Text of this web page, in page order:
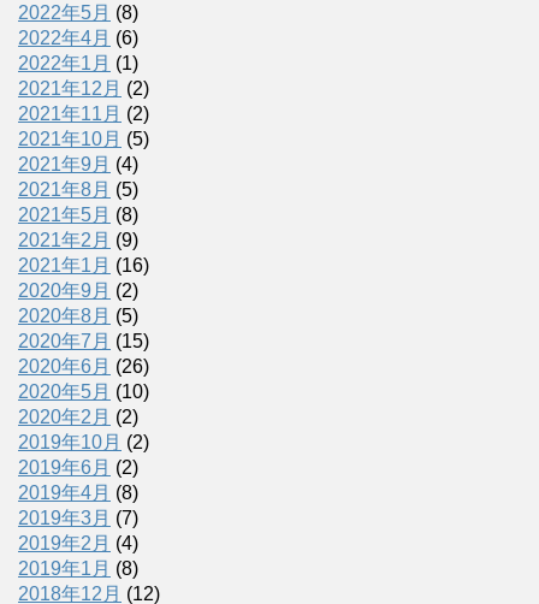
2022年5月 (8)
2022年4月 (6)
2022年1月 (1)
2021年12月 (2)
2021年11月 (2)
2021年10月 (5)
2021年9月 (4)
2021年8月 (5)
2021年5月 (8)
2021年2月 (9)
2021年1月 (16)
2020年9月 (2)
2020年8月 (5)
2020年7月 (15)
2020年6月 (26)
2020年5月 (10)
2020年2月 (2)
2019年10月 (2)
2019年6月 (2)
2019年4月 (8)
2019年3月 (7)
2019年2月 (4)
2019年1月 (8)
2018年12月 (12)